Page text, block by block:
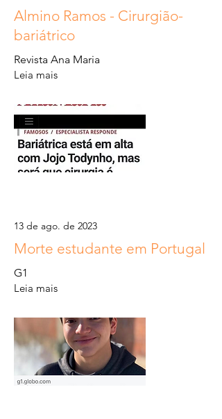
Almino Ramos - Cirurgião-
bariátrico
Revista Ana Maria
Leia mais
13 de ago. de 2023
Morte estudante em Portugal
G1
Leia mais